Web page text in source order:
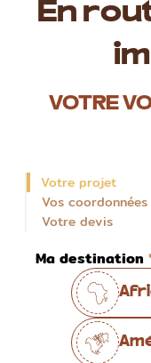
En
VOTRE
Votre projet
Vos coordonnées
Votre devis
Ma destination